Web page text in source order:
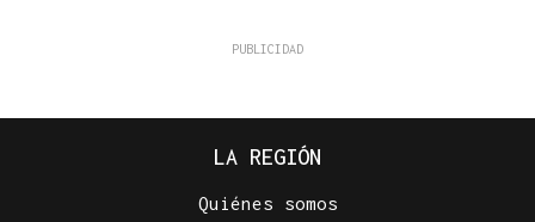
LA REGIÓN
Quiénes somos